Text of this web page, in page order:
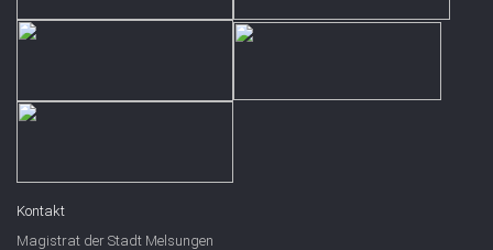
Kontakt
Magistrat der Stadt Melsungen